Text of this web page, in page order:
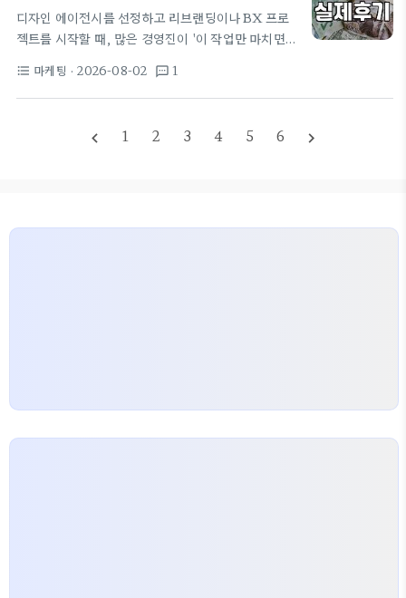
들이부으면 무조건 성과가 난다'는 공식이 통하지 않
는 영역입니다. 제가 처음 파워링크를 직접 운영했을
때의 일입니다. 예산은 월 50만 원으로 잡고 경쟁이
디자인 에이전시를 선정하고 리브랜딩이나 BX 프로
젝트를 시작할 때, 많은 경영진이 '이 작업만 마치면
서, 30대인 제가 현장에서 겪어보니 결과물은 훨씬 냉
혹합니다. 몇 년 전, 작은 스타트업에서 CI와 전체적
한 적이 있습니다. 당시 예산은 약 2,000만 원에서
성과로 즉각 이어지지는 않았습니다. 흔히 저지르는
format_list_bulleted 마케팅 · 2026-08-02 textsms 1
navigate_before 1 2 3 4 5 6 navigate_next